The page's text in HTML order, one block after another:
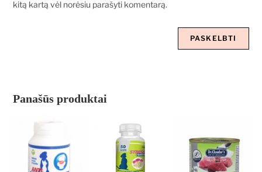
kitą kartą vėl norėsiu parašyti komentarą.
Panašūs produktai